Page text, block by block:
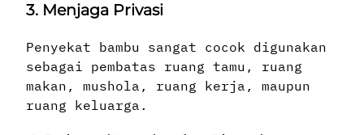
3. Menjaga Privasi
Penyekat bambu sangat cocok digunakan
sebagai pembatas ruang tamu, ruang
makan, mushola, ruang kerja, maupun
ruang keluarga.